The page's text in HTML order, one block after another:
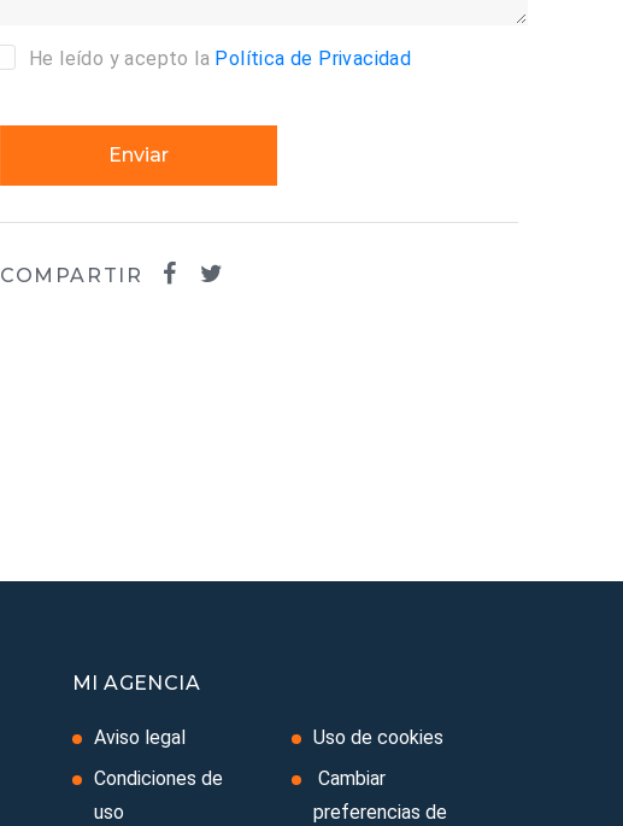
He leído y acepto la Política de Privacidad
Enviar
COMPARTIR
MI AGENCIA
Aviso legal
Condiciones de
uso
Uso de cookies
Cambiar
preferencias de